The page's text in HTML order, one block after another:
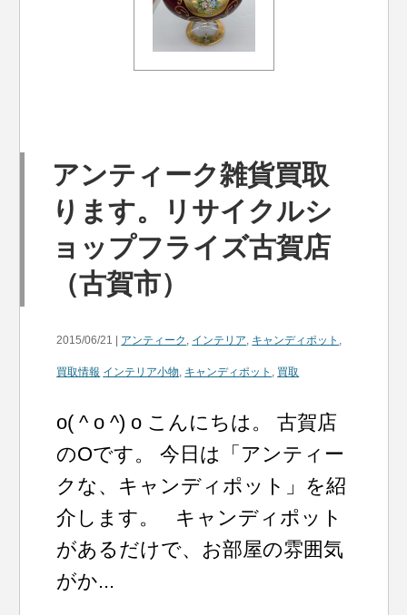
アンティーク雑貨買取
ります。リサイクルシ
ョップフライズ古賀店
（古賀市）
2015/06/21 | アンティーク , インテリア, キャンディポット ,
買取情報 インテリア小物, キャンディポット , 買取
o( ^ o ^) o こんにちは。 古賀店
のOです。 今日は「アンティー
クな、キャンディポット」を紹
介します。 キャンディポット
があるだけで、お部屋の雰囲気
がか...